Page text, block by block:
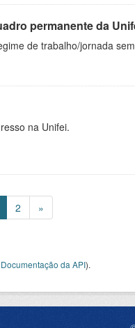
permanente da
de trabalho/jornada
na Unifei.
2 »
Documentação da API).